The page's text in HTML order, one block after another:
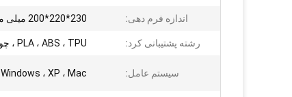
اندازه فرم دهی: 230*220*200 میلی متر
رشته پشتیبانی کرد: PLA ، ABS ، TPU ، چوب
سیستم عامل: Windows ، XP ، Mac